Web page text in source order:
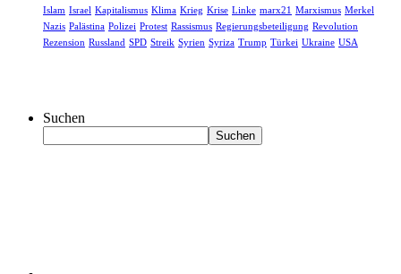
Islam Israel Kapitalismus Klima Krieg Krise Linke marx21 Marxismus Merkel
Nazis Palästina Polizei Protest Rassismus Regierungsbeteiligung Revolution
Rezension Russland SPD Streik Syrien Syriza Trump Türkei Ukraine USA
Suchen
Suchen